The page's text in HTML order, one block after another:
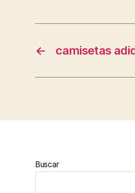
← camisetas
Buscar